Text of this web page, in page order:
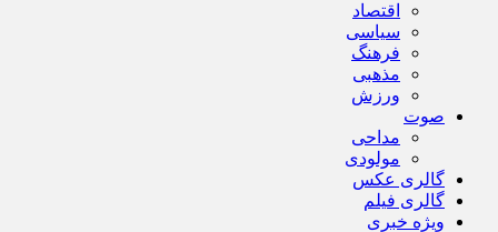
اقتصاد
سیاسی
فرهنگ
مذهبی
ورزش
صوت
مداحی
مولودی
گالری عکس
گالری فیلم
ویژه خبری